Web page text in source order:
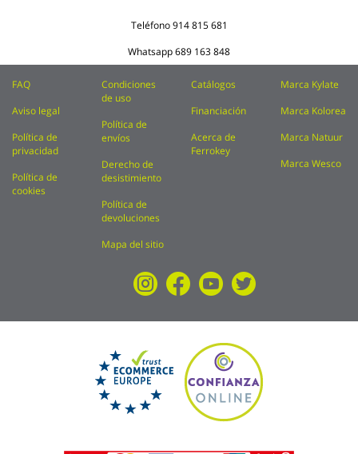
Teléfono914 815 681
Whatsapp689 163 848
FAQ
Aviso legal
Política de
privacidad
Política de
cookies
Condiciones
de uso
Política de
envíos
Derecho de
desistimiento
Política de
devoluciones
Mapa del sitio
Catálogos
Financiación
Acerca de
Ferrokey
Marca Kylate
Marca Kolorea
Marca Natuur
Marca Wesco